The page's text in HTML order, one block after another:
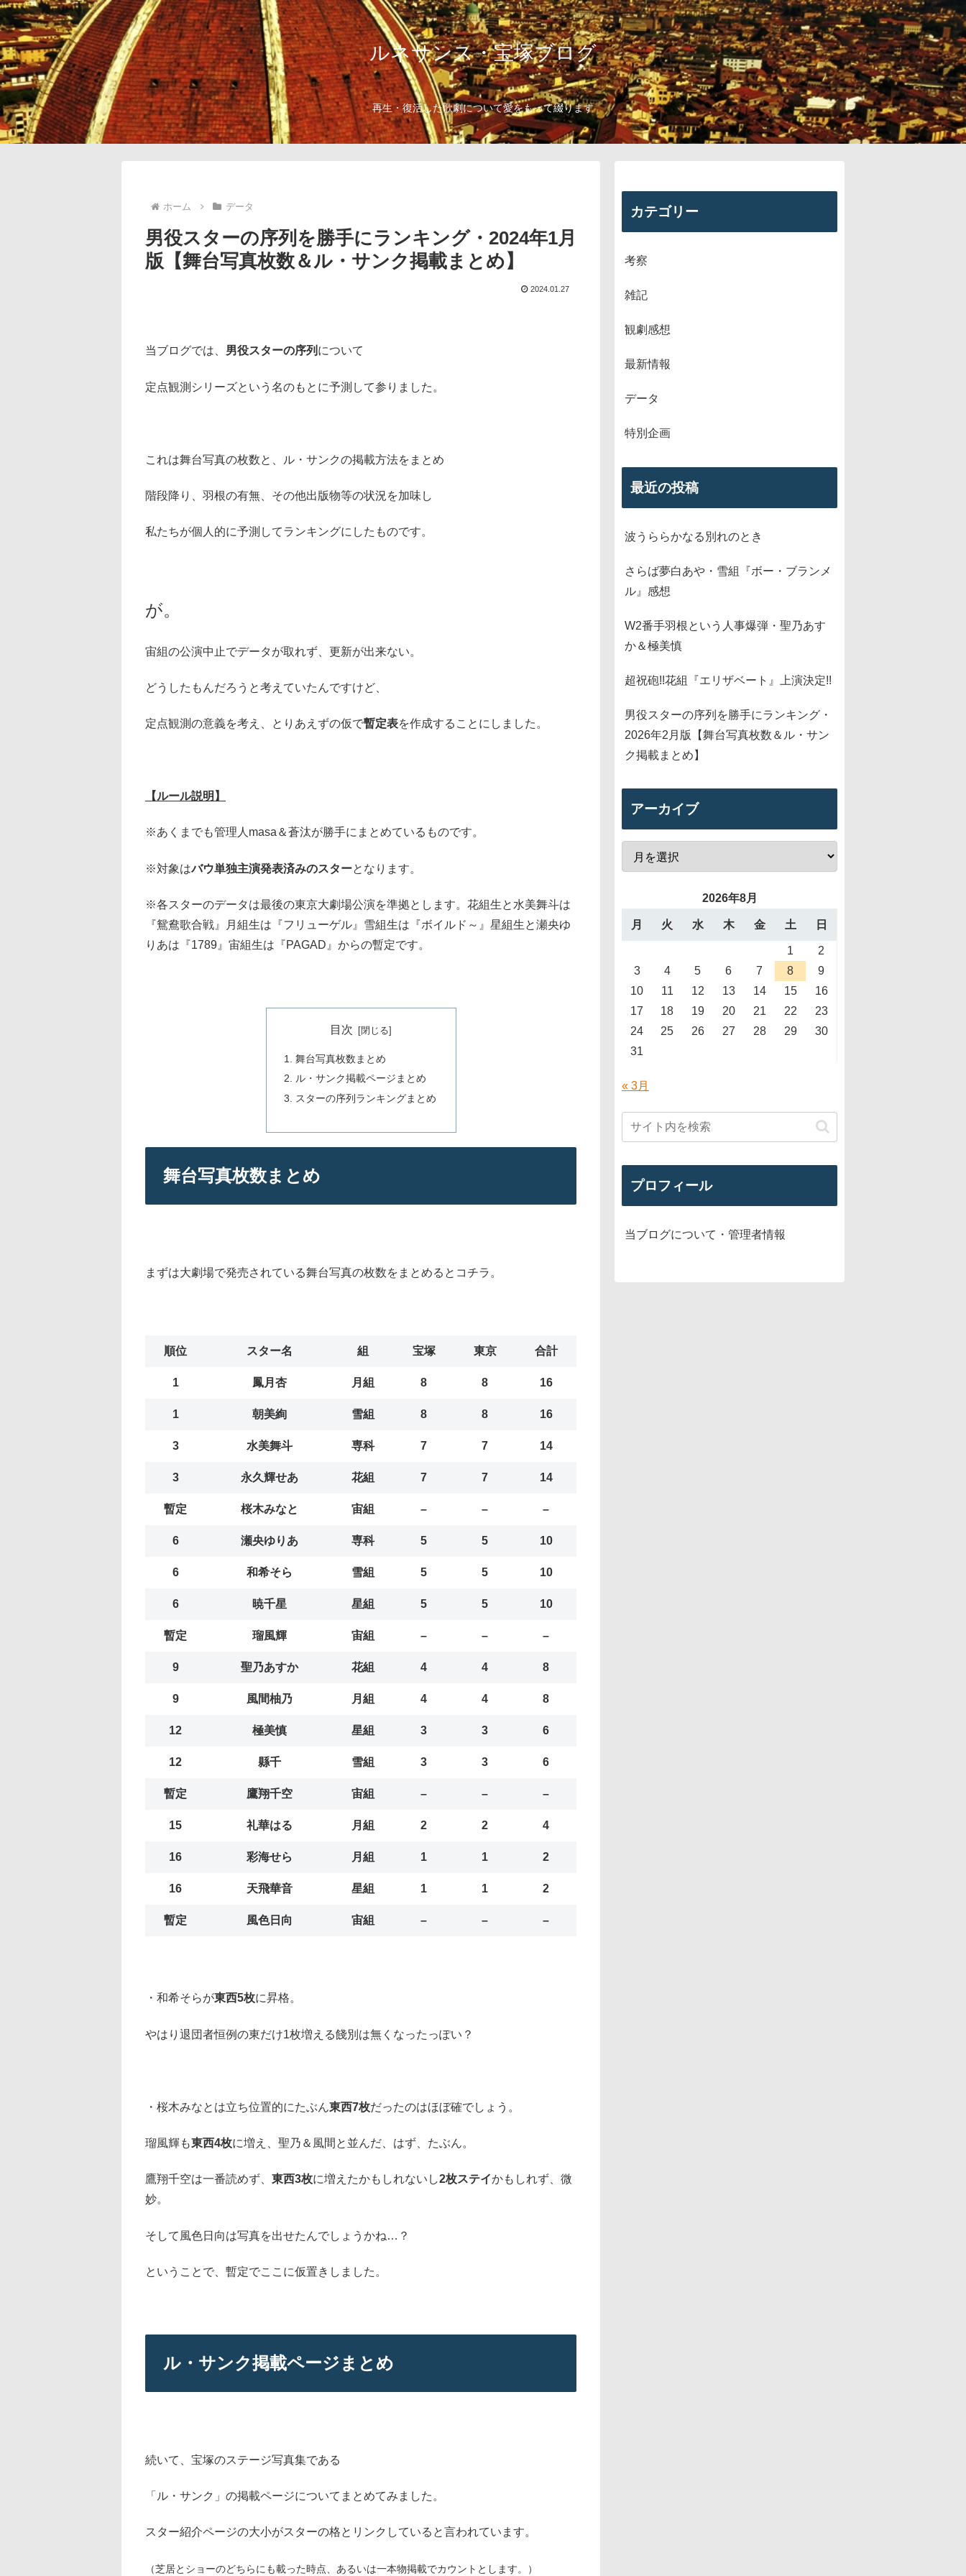
ルネサンス・宝塚ブログ
再生・復活した歌劇について愛をもって綴ります
ホーム データ
男役スターの序列を勝手にランキング・2024年1月
版【舞台写真枚数＆ル・サンク掲載まとめ】
2024.01.27
当ブログでは、 男役スターの序列 について
定点観測シリーズという名のもとに予測して参りました。
これは舞台写真の枚数と、ル・サンクの掲載方法をまとめ
階段降り、羽根の有無、その他出版物等の状況を加味し
私たちが個人的に予測してランキングにしたものです。
が。
宙組の公演中止でデータが取れず、更新が出来ない。
どうしたもんだろうと考えていたんですけど、
定点観測の意義を考え、とりあえずの仮で暫定表を作成することにしました。
【ルール説明】
※あくまでも管理人masa＆蒼汰が勝手にまとめているものです。
※対象はバウ単独主演発表済みのスターとなります。
※各スターのデータは最後の東京大劇場公演を準拠とします。花組生と水美舞斗は
『鴛鴦歌合戦』月組生は『フリューゲル』雪組生は『ボイルド～』星組生と瀬央ゆ
りあは『1789』宙組生は『PAGAD』からの暫定です。
目次
舞台写真枚数まとめ
ル・サンク掲載ページまとめ
スターの序列ランキングまとめ
舞台写真枚数まとめ
まずは大劇場で発売されている舞台写真の枚数をまとめるとコチラ。
順位 スター名 組 宝塚 東京 合計
1 鳳月杏 月組 8 8 16
1 朝美絢 雪組 8 8 16
3 水美舞斗 専科 7 7 14
3 永久輝せあ 花組 7 7 14
暫定 桜木みなと 宙組 – – –
6 瀬央ゆりあ 専科 5 5 10
6 和希そら 雪組 5 5 10
6 暁千星 星組 5 5 10
暫定 瑠風輝 宙組 – – –
9 聖乃あすか 花組 4 4 8
9 風間柚乃 月組 4 4 8
12 極美慎 星組 3 3 6
12 縣千 雪組 3 3 6
暫定 鷹翔千空 宙組 – – –
15 礼華はる 月組 2 2 4
16 彩海せら 月組 1 1 2
16 天飛華音 星組 1 1 2
暫定 風色日向 宙組 – – –
・和希そらが東西5枚に昇格。
やはり退団者恒例の東だけ1枚増える餞別は無くなったっぽい？
・桜木みなとは立ち位置的にたぶん東西7枚だったのはほぼ確でしょう。
瑠風輝も東西4枚に増え、聖乃＆風間と並んだ、はず、たぶん。
鷹翔千空は一番読めず、 東西3枚に増えたかもしれないし2枚ステイかもしれず、微
妙。
そして風色日向は写真を出せたんでしょうかね…？
ということで、暫定でここに仮置きしました。
ル・サンク掲載ページまとめ
続いて、宝塚のステージ写真集である
「ル・サンク」の掲載ページについてまとめてみました。
スター紹介ページの大小がスターの格とリンクしていると言われています。
（芝居とショーのどちらにも載った時点、あるいは一本物掲載でカウントとします。）
カテゴリー
考察
雑記
観劇感想
最新情報
データ
特別企画
最近の投稿
波うららかなる別れのとき
さらば夢白あや・雪組『ボー・ブランメ
ル』感想
W2番手羽根という人事爆弾・聖乃あす
か＆極美慎
超祝砲!!花組『エリザベート』上演決定!!
男役スターの序列を勝手にランキング・
2026年2月版【舞台写真枚数＆ル・サン
ク掲載まとめ】
アーカイブ
2026年8月
月 火 水 木 金 土 日
1
2
3
4 5 6 7 8
9
10
11 12 13 14 15
16
17
18 19 20 21 22
23
24
25 26 27 28 29
30
31
« 3月
プロフィール
当ブログについて・管理者情報